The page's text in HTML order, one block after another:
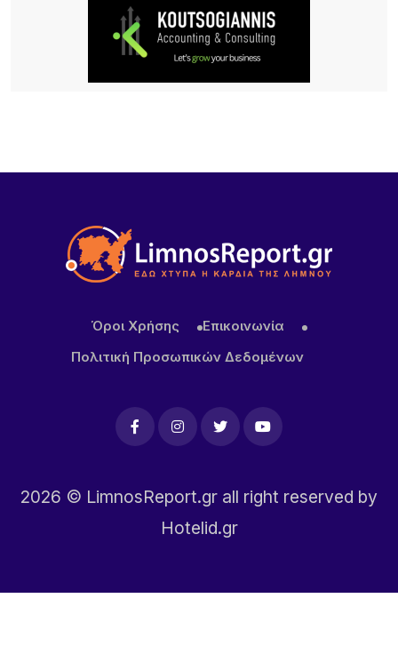
Διεθνής κινητικότητα Erasmus+ εκπαιδευτικών
του ΕΠΑΛ Μύρινας στην Κίνα
15 ΏΡΕΣ ΠΡΙΝ
Το τραγικό περιστατικό με το αγριογούρουνο
προβληματίζει – Μήπως ήρθε η ώρα να δούμε
15 ΏΡΕΣ ΠΡΙΝ
Πρωτοφανές περιστατικό στον Μούδρο: Τρεις
Όροι Χρήσης
Επικοινωνία
Πολιτική Προσωπικών Δεδομένων
2026 © LimnosReport.gr all right reserved by
Hotelid.gr